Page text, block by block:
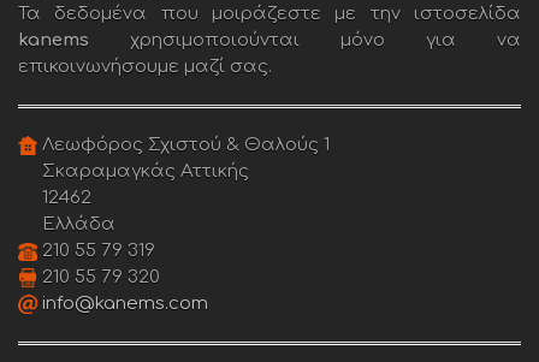
Τα δεδομένα που μοιράζεστε με την ιστοσελίδα
kanems χρησιμοποιούνται μόνο για να
επικοινωνήσουμε μαζί σας.
Λεωφόρος Σχιστού & Θαλούς 1
Σκαραμαγκάς Αττικής
12462
Ελλάδα
210 55 79 319
210 55 79 320
info@kanems.com